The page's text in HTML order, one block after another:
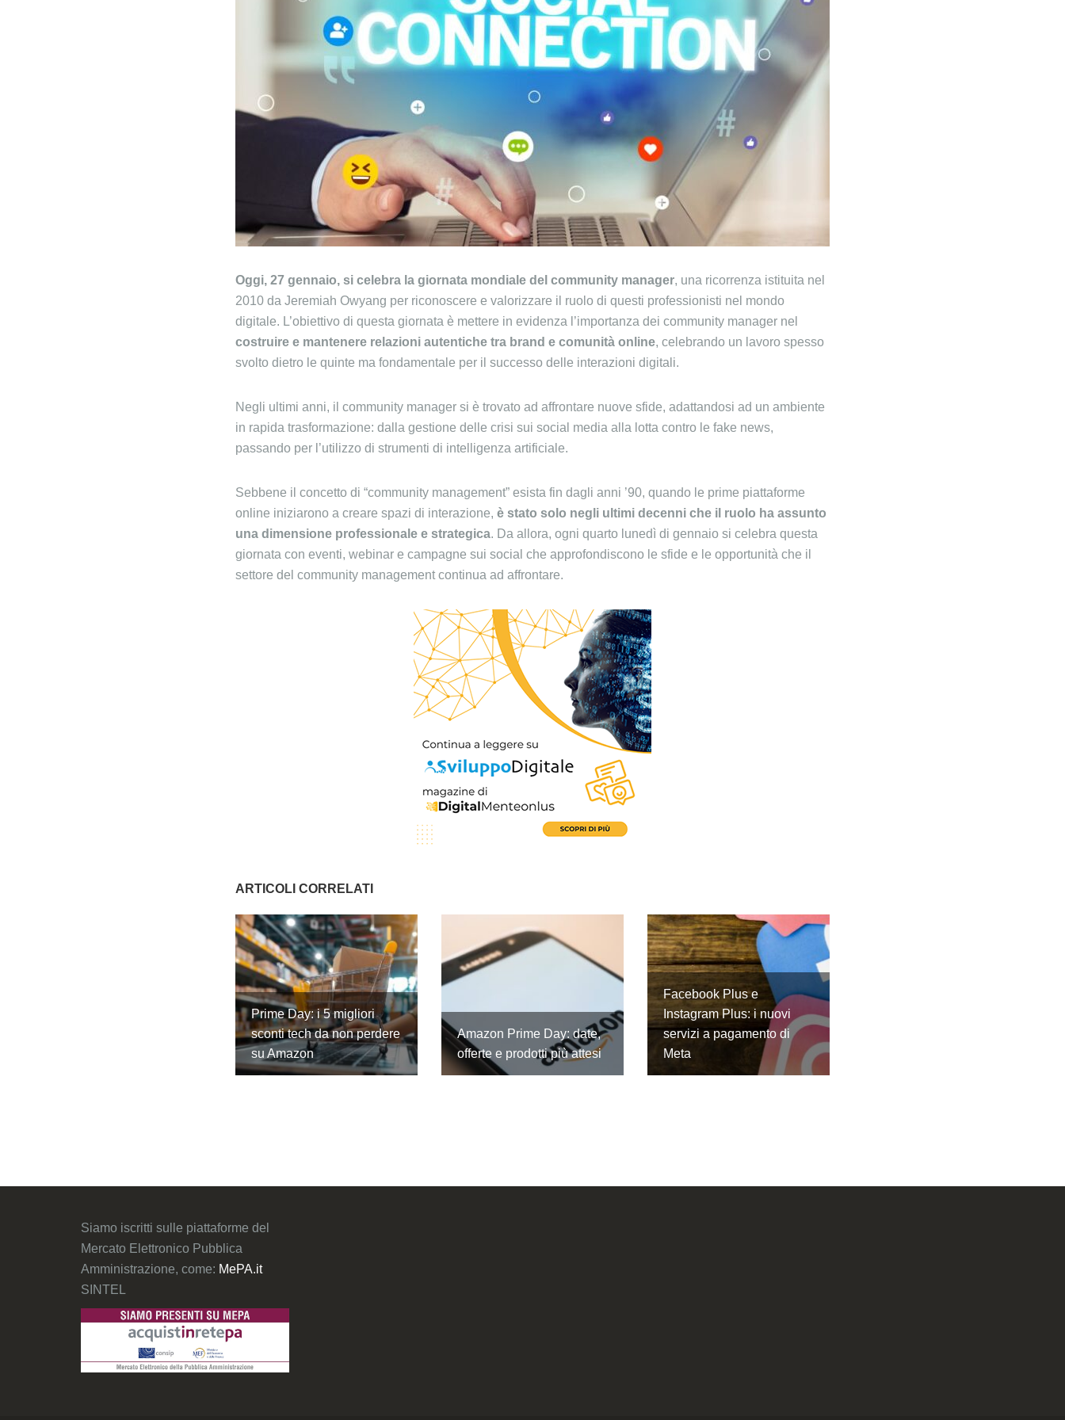
Oggi, 27 gennaio, si celebra la giornata mondiale del community manager, una ricorrenza istituita nel
2010 da Jeremiah Owyang per riconoscere e valorizzare il ruolo di questi professionisti nel mondo
digitale. L’obiettivo di questa giornata è mettere in evidenza l’importanza dei community manager nel
costruire e mantenere relazioni autentiche tra brand e comunità online, celebrando un lavoro spesso
svolto dietro le quinte ma fondamentale per il successo delle interazioni digitali.
Negli ultimi anni, il community manager si è trovato ad affrontare nuove sfide, adattandosi ad un ambiente
in rapida trasformazione: dalla gestione delle crisi sui social media alla lotta contro le fake news,
passando per l’utilizzo di strumenti di intelligenza artificiale.
Sebbene il concetto di “community management” esista fin dagli anni ’90, quando le prime piattaforme
online iniziarono a creare spazi di interazione, è stato solo negli ultimi decenni che il ruolo ha assunto
una dimensione professionale e strategica. Da allora, ogni quarto lunedì di gennaio si celebra questa
giornata con eventi, webinar e campagne sui social che approfondiscono le sfide e le opportunità che il
settore del community management continua ad affrontare.
ARTICOLI CORRELATI
Prime Day: i 5 migliori
sconti tech da non perdere
su Amazon
Amazon Prime Day: date,
offerte e prodotti più attesi
Facebook Plus e
Instagram Plus: i nuovi
servizi a pagamento di
Meta
Siamo iscritti sulle piattaforme del
Mercato Elettronico Pubblica
Amministrazione, come: MePA.it
SINTEL